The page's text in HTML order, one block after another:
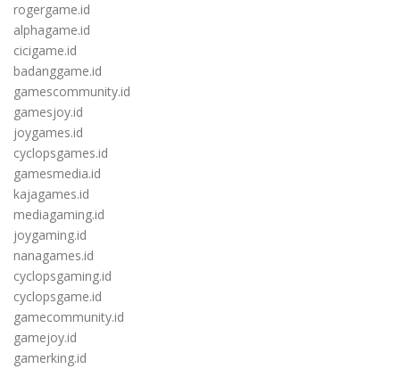
rogergame.id
alphagame.id
cicigame.id
badanggame.id
gamescommunity.id
gamesjoy.id
joygames.id
cyclopsgames.id
gamesmedia.id
kajagames.id
mediagaming.id
joygaming.id
nanagames.id
cyclopsgaming.id
cyclopsgame.id
gamecommunity.id
gamejoy.id
gamerking.id